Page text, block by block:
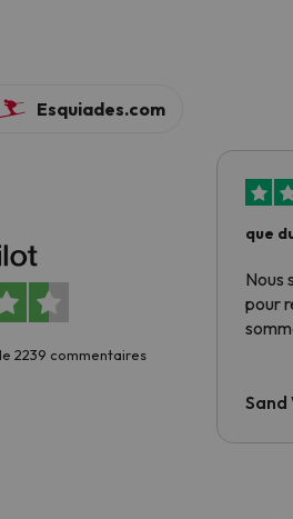
Esquiades.com
2239 commentaires
que
Nous
pour
Sand